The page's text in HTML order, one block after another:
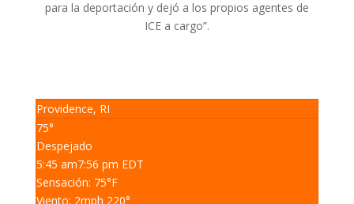
para la deportación y dejó a los propios agentes de
ICE a cargo”.
Providence, RI
75°
Despejado
5:45 am7:56 pm EDT
Sensación: 75°F
Viento: 2mph 220°